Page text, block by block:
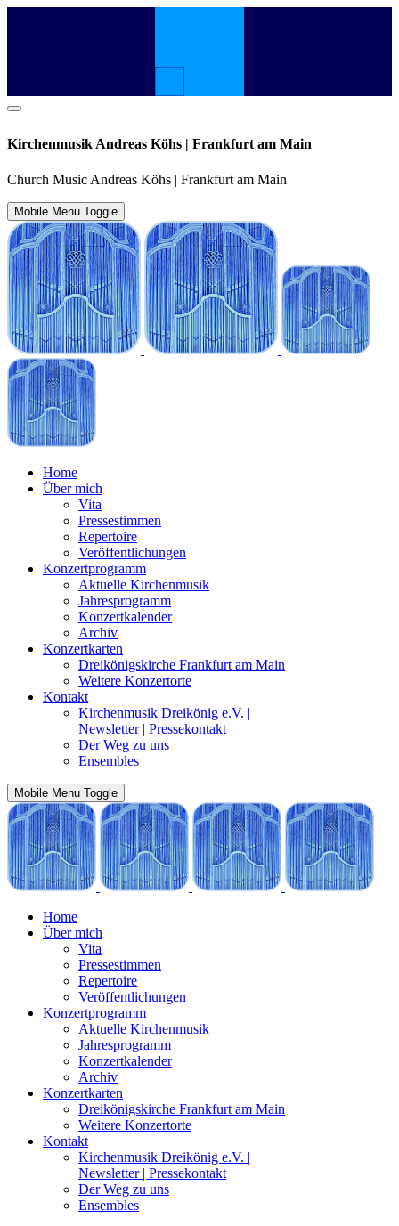
Kirchenmusik Andreas Köhs | Frankfurt am Main
Church Music Andreas Köhs | Frankfurt am Main
Mobile Menu Toggle
Home
Über mich
Vita
Pressestimmen
Repertoire
Veröffentlichungen
Konzertprogramm
Aktuelle Kirchenmusik
Jahresprogramm
Konzertkalender
Archiv
Konzertkarten
Dreikönigskirche Frankfurt am Main
Weitere Konzertorte
Kontakt
Kirchenmusik Dreikönig e.V. |
Newsletter | Pressekontakt
Der Weg zu uns
Ensembles
Mobile Menu Toggle
Home
Über mich
Vita
Pressestimmen
Repertoire
Veröffentlichungen
Konzertprogramm
Aktuelle Kirchenmusik
Jahresprogramm
Konzertkalender
Archiv
Konzertkarten
Dreikönigskirche Frankfurt am Main
Weitere Konzertorte
Kontakt
Kirchenmusik Dreikönig e.V. |
Newsletter | Pressekontakt
Der Weg zu uns
Ensembles